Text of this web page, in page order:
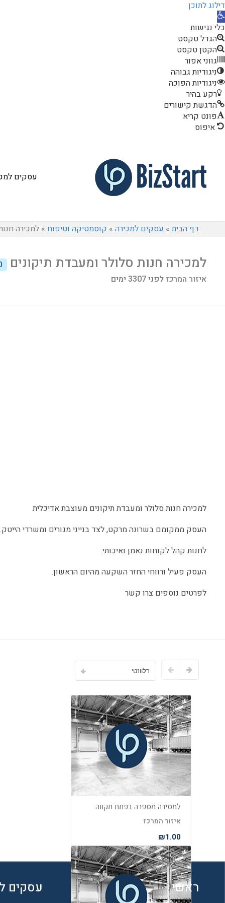
דילוג לתוכן
פתח
סרגל
נגישות
כלי נגישות
הגדל טקסט
הקטן טקסט
גווני אפור
ניגודיות גבוהה
ניגודיות הפוכה
רקע בהיר
הדגשת קישורים
פונט קריא
איפוס
עסקים
דף הבית» עסקים למכירה » קוסמטיקה וטיפוח » למכירה
למכירה חנות סלולר ומעבדת תיקונים
איזור המרכז לפני 3307 ימים
למכירה חנות סלולר ומעבדת תיקונים מעוצבת אדיכלית
העסק ממקומם בשרונה מרקט, לצד בנייני מגורים ומשרדי הייטק.
לחנות קהל לקוחות נאמן ואיכותי.
העסק פעיל ורווחי החזר השקעה מהיום הראשון.
לפרטים נוספים צרו קשר
רלוונטי
למסירה מספרה בפתח תקווה
איזור המרכז
₪1.00
ראשי עסקים